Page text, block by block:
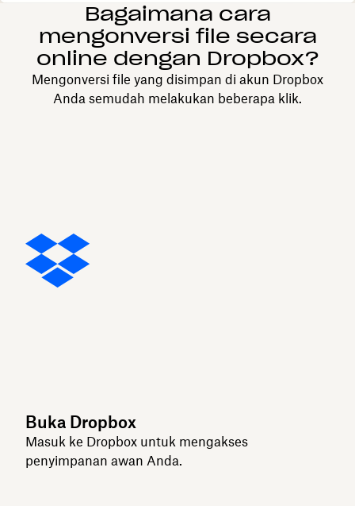
Bagaimana cara
mengonversi file secara
online dengan Dropbox?
Mengonversi file yang disimpan di akun Dropbox
Anda semudah melakukan beberapa klik.
Buka Dropbox
Masuk ke Dropbox untuk mengakses
penyimpanan awan Anda.